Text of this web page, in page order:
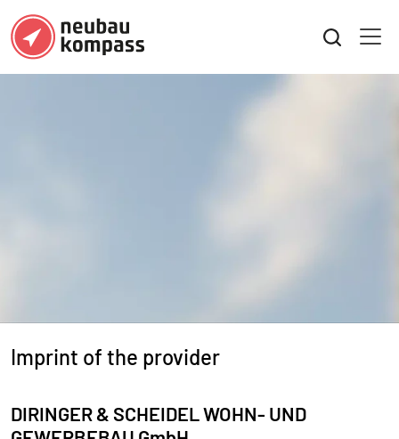
Imprint of the provider
DIRINGER & SCHEIDEL WOHN- UND